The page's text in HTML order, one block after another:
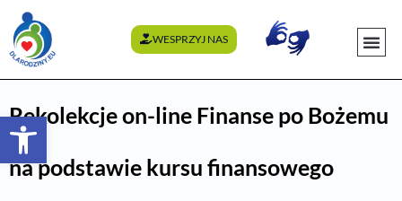
WESPRZYJ NAS
Rekolekcje on-line Finanse po Bożemu
na podstawie kursu finansowego
Otwórz pasek narzędzi